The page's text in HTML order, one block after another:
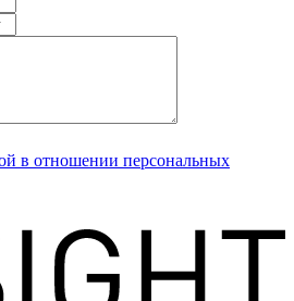
в отношении персональных